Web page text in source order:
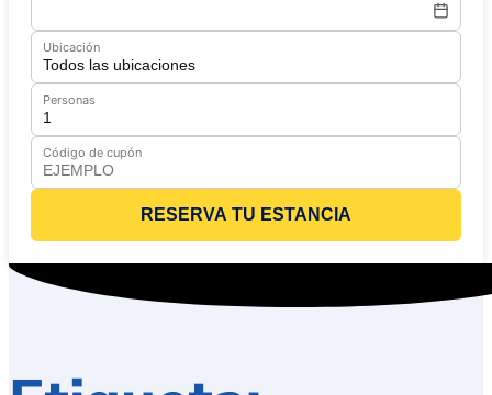
Ubicación
Personas
Código de cupón
RESERVA TU ESTANCIA